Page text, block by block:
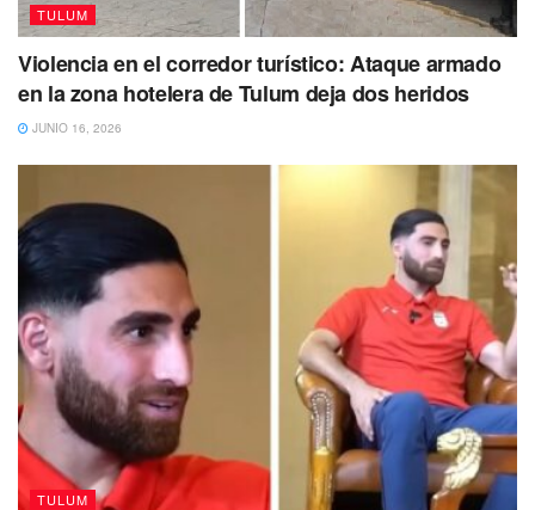
TULUM
Violencia en el corredor turístico: Ataque armado
en la zona hotelera de Tulum deja dos heridos
JUNIO 16, 2026
TULUM